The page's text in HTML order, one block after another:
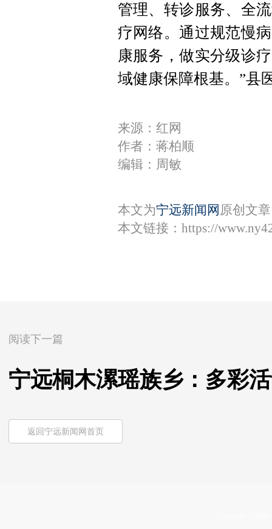
管理、转诊服务、全
疗网络。通过规范慢
康服务，做实分级诊
域健康保障根基。”县
来源：红网
作者：蒋柏顺
编辑：周敏
本文为宁远新闻网 原创文
本文链接： https://
阅读下一篇
宁远桐木漯瑶族乡：多彩
返回宁远新闻网首页